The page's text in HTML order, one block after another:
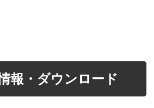
報・ダウンロード